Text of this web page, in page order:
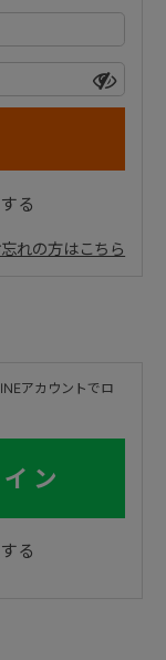
る
れの方はこちら
アカウントでロ
ン
る